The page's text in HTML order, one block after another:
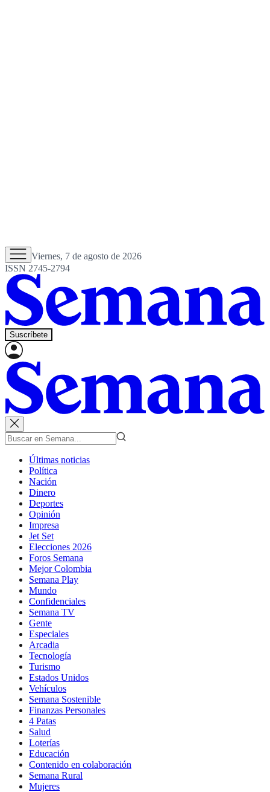
Viernes, 7 de agosto de 2026
ISSN 2745-2794
Suscríbete
Últimas noticias
Política
Nación
Dinero
Deportes
Opinión
Impresa
Jet Set
Elecciones 2026
Foros Semana
Mejor Colombia
Semana Play
Mundo
Confidenciales
Semana TV
Gente
Especiales
Arcadia
Tecnología
Turismo
Estados Unidos
Vehículos
Semana Sostenible
Finanzas Personales
4 Patas
Salud
Loterías
Educación
Contenido en colaboración
Semana Rural
Mujeres